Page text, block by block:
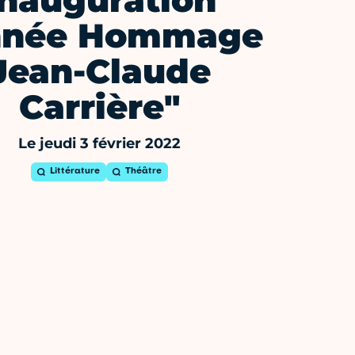
Hommage
Claude
Carrière"
Le jeudi 3 février 2022
Littérature Théâtre